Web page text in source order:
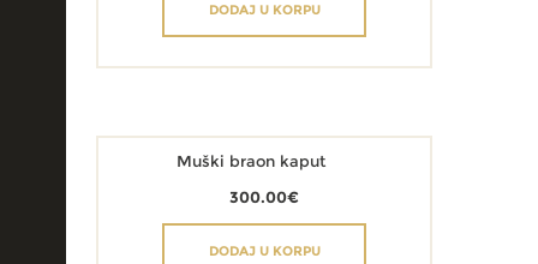
DODAJ U KORPU
Muški braon kaput
300.00€
DODAJ U KORPU